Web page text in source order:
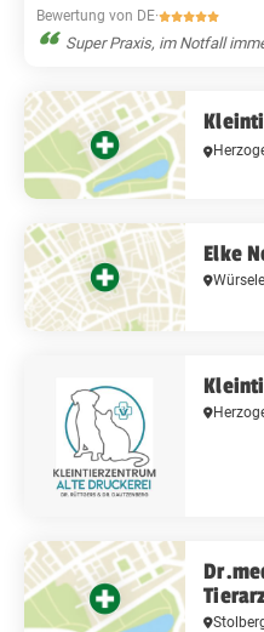
Bewertung von DE·
Super Praxis, im Notfall
Elke